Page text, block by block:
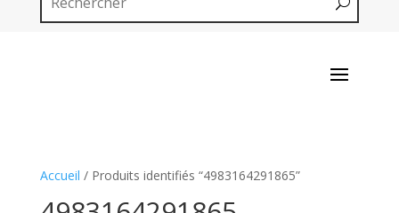
Accueil / Produits identifiés “4983164291865”